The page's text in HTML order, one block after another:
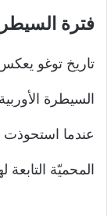
فترة
تاريخ توغو
السيطرة
عندما
المحميّة